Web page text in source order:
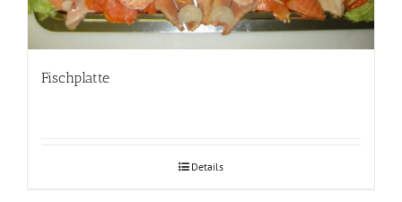
Fischplatte
Details